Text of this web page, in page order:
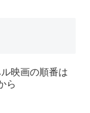
ル映画の順番は
ら